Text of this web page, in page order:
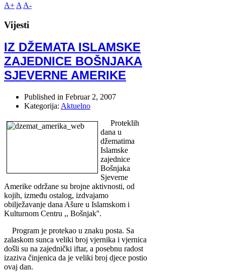
A+ A A-
Vijesti
IZ DŽEMATA ISLAMSKE
ZAJEDNICE BOŠNJAKA
SJEVERNE AMERIKE
Published in Februar 2, 2007
Kategorija: Aktuelno
Proteklih
dana u
džematima
Islamske
zajednice
Bošnjaka
Sjeverne
Amerike održane su brojne aktivnosti, od
kojih, između ostalog, izdvajamo
obilježavanje dana Ašure u Islamskom i
Kulturnom Centru ,, Bošnjak''.
Program je protekao u znaku posta. Sa
zalaskom sunca veliki broj vjernika i vjernica
došli su na zajednički iftar, a posebnu radost
izaziva činjenica da je veliki broj djece postio
ovaj dan.